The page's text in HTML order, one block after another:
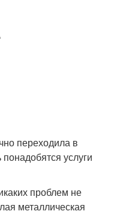
переходила в
услуги
проблем не
металлическая